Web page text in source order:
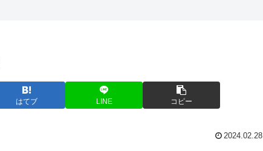
はてブ LINE コピー
2024.02.28